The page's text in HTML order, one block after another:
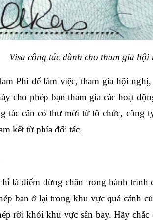
Visa công tác dành cho tham gia
Phi để làm việc, tham gia hội
cho phép bạn tham gia các hoạt
tác cần có thư mời từ tổ chức, công
kết từ phía đối tác.
là điểm dừng chân trong hành trình
bạn ở lại trong khu vực quá cảnh
rời khỏi khu vực sân bay. Hãy chắc